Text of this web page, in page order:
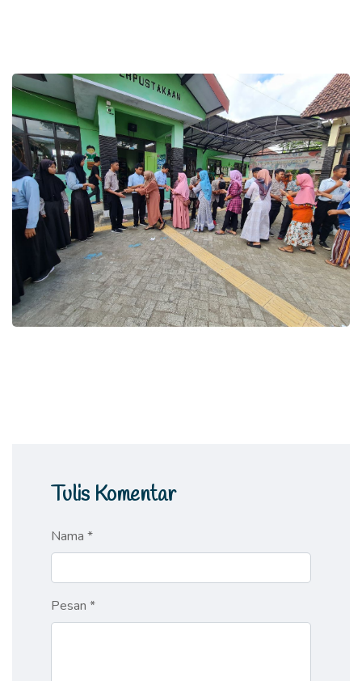
Tulis Komentar
Nama *
Pesan *